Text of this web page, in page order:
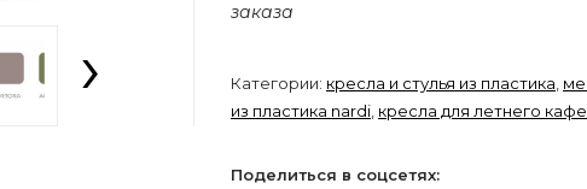
›
заказа
Категории: кресла и стулья из пластика
из пластика nardi кресла для летнего кафе
Поделиться в соцсетях: